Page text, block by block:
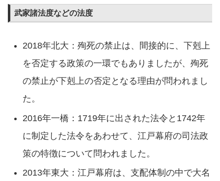
武家諸法度などの法度
2018年北大：殉死の禁止は、間接的に、下剋上
を否定する政策の一環でもありましたが、殉死
の禁止が下剋上の否定となる理由が問われまし
た。
2016年一橋：1719年に出された法令と1742年
に制定した法令をあわせて、江戸幕府の司法政
策の特徴について問われました。
2013年東大：江戸幕府は、支配体制の中で大名